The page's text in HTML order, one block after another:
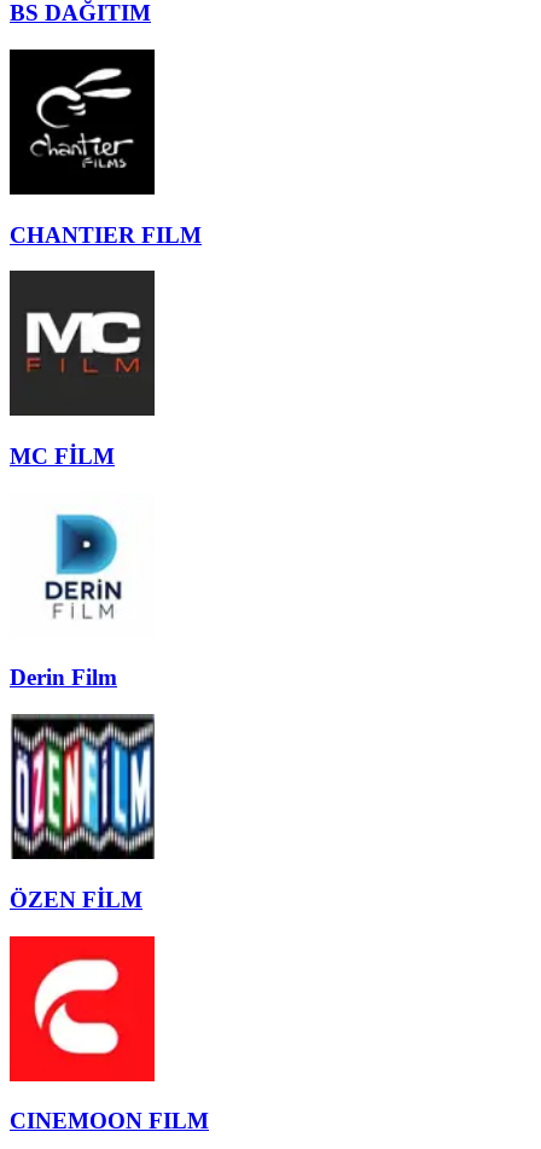
BS DAĞITIM
CHANTIER FILM
MC FİLM
Derin Film
ÖZEN FİLM
CINEMOON FILM